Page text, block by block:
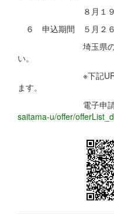
８月１９日（
６ 申込期間 ５月２６
埼玉県の電子申
い。
※下記URLかQR
ます。
電子申請
saitama-u/offer/